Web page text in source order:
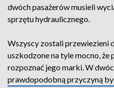
dwóch pasażerów musieli
sprzętu hydraulicznego.
Wszyscy zostali przewiezieni
uszkodzone na tyle mocno, że
rozpoznać jego marki. W
prawdopodobną przyczyną